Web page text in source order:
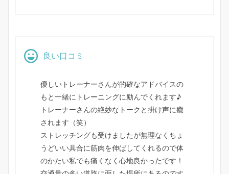
良い口コミ
優しいトレーナーさんが的確なアドバイスの
もと一緒にトレーニングに励んでくれます♪
トレーナーさんの絶妙なトークと掛け声に癒
されます（笑）
ストレッチングも受けましたが無理なくちょ
うどいい具合に筋肉を伸ばしてくれるので体
のかたい私でも痛くなく心地良かったです！